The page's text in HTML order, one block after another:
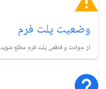
وضعیت پلت فرم
از حوادث و قطعی پلت فرم مطلع شوید.